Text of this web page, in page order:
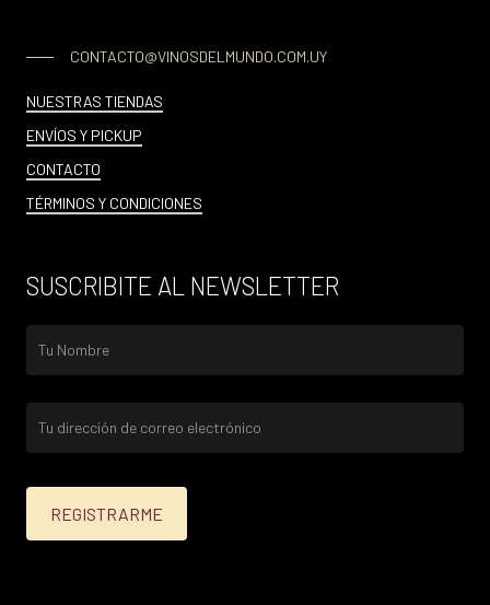
CONTACTO@VINOSDELMUNDO.COM.UY
NUESTRAS TIENDAS
ENVÍOS Y PICKUP
CONTACTO
TÉRMINOS Y CONDICIONES
SUSCRIBITE AL NEWSLETTER